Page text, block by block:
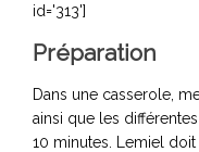
id='313']
Préparation
Dans une casserole,
ainsi que les
10 minutes. Lemiel doit